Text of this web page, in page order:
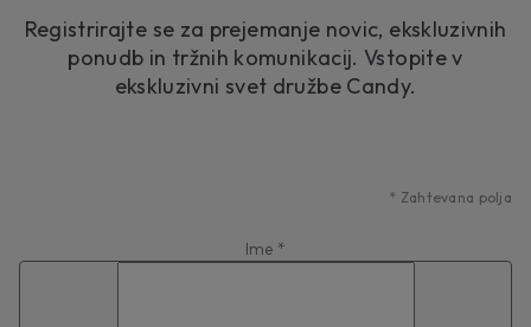
Registrirajte se za prejemanje novic, ekskluzivnih
ponudb in tržnih komunikacij. Vstopite v
ekskluzivni svet družbe Candy.
* Zahtevana polja
Ime *